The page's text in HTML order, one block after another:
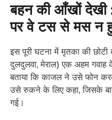
बहन की आँखों देखी :
पर वे टस से मस न
इस पूरी घटना में मृतका की छोटी
दुलदुलवा, मेराल) एक अहम
बताया कि काजल ने उसे फोन
उसे रुकने के लिए कहा, जिसके
गई।